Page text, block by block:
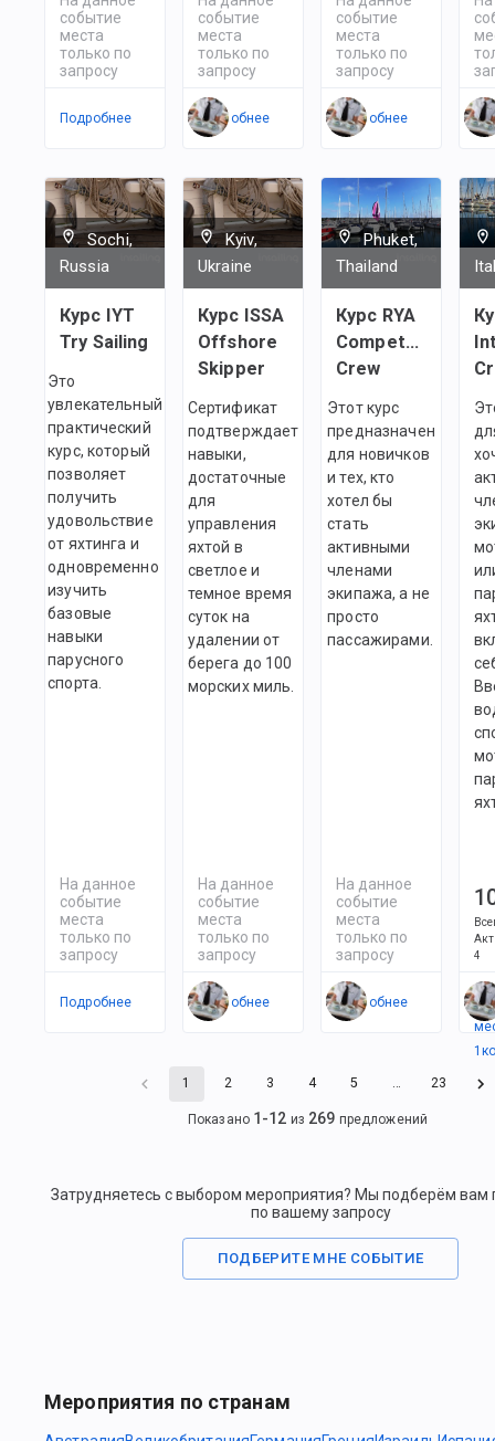
событие
места
только по
запросу
Подробнее
событие
места
только по
запросу
Подробнее
событие
места
только по
запросу
Подробнее
Sochi,
Russia
Курс IYT
Try Sailing
Это
увлекательный
практический
курс, который
позволяет
получить
удовольствие
от яхтинга и
одновременно
изучить
базовые
навыки
парусного
спорта.
На данное
событие
места
только по
запросу
Подробнее
Kyiv,
Ukraine
Курс ISSA
Offshore
Skipper
Сертификат
подтверждает
навыки,
достаточные
для
управления
яхтой в
светлое и
темное время
суток на
удалении от
берега до 100
морских миль.
На данное
событие
места
только по
запросу
Подробнее
Phuket,
Thailand
Курс RYA
Competent
Crew
Этот курс
предназначен
для новичков
и тех, кто
хотел бы
стать
активными
членами
экипажа, а не
просто
пассажирами.
На данное
событие
места
только по
запросу
Подробнее
4
1
1 2 3 4 5 … 23
Показано 1 -12 из 269 предложений
Затрудняетесь с выбором мероприятия? Мы подберём вам
по вашему запросу
ПОДБЕРИТЕ МНЕ СОБЫТИЕ
Мероприятия по странам